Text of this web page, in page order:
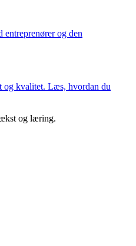
og den
og kvalitet. Læs, hvordan du
og læring.